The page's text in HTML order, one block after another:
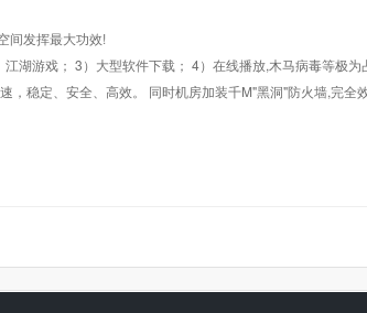
间发挥最大功效!
游戏； 3）大型软件下载； 4）在线播放,木马病毒等极为
稳定、安全、高效。 同时机房加装千M"黑洞"防火墙,完全